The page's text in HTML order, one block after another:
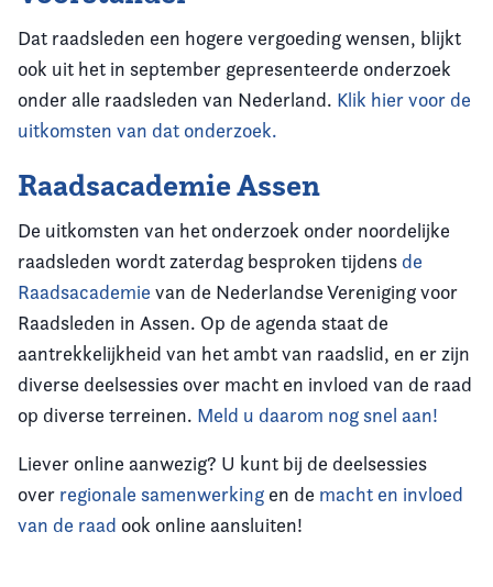
Dat raadsleden een hogere vergoeding wensen, blijkt
ook uit het in september gepresenteerde onderzoek
onder alle raadsleden van Nederland. Klik hier voor de
uitkomsten van dat onderzoek.
Raadsacademie Assen
De uitkomsten van het onderzoek onder noordelijke
raadsleden wordt zaterdag besproken tijdens de
Raadsacademie van de Nederlandse Vereniging voor
Raadsleden in Assen. Op de agenda staat de
aantrekkelijkheid van het ambt van raadslid, en er zijn
diverse deelsessies over macht en invloed van de raad
op diverse terreinen. Meld u daarom nog snel aan!
Liever online aanwezig? U kunt bij de deelsessies
over regionale samenwerking en de macht en invloed
van de raad ook online aansluiten!